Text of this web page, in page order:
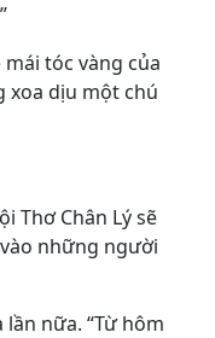
tóc vàng của
xoa dịu một chú
Thơ Chân Lý sẽ
những người
nữa. “Từ hôm